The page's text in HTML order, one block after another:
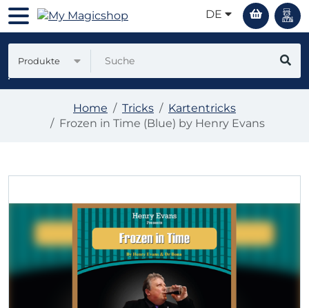
DE
Produkte
Home Tricks
Kartentricks
Frozen in Time (Blue) by Henry Evans